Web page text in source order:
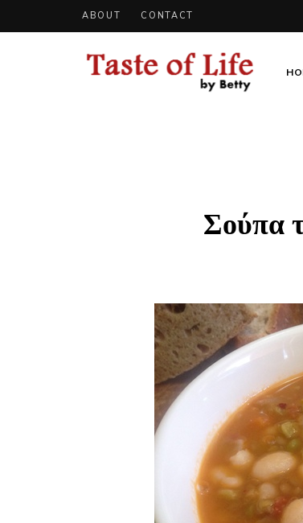
ABOUT CONTACT
Σούπα